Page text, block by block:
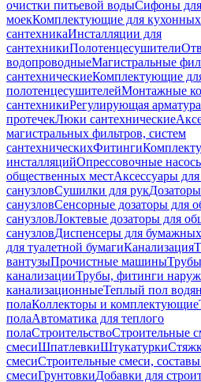
очистки питьевой водыСифоны
моекКомплектующие для
сантехникаИнсталляции для
сантехникиПолотенцесушители
водопроводныеМагистральные
сантехническиеКомплектующие
полотенцесушителейМонтажные
сантехникиРегулирующая арматура
протечекЛюки сантехнические
магистральных фильтров, систем
сантехническихФитинги
инсталляцийОпрессовочные
общественных местАксессуары
санузловСушилки для рук
санузловСенсорные дозаторы для
санузловЛоктевые дозаторы для
санузловДиспенсеры для
для туалетной бумагиКанализация
вантузыПрочистные машины
канализацииТрубы, фитинги
канализационныеТеплый пол
полаКоллекторы и комплектующие
полаАвтоматика для теплого
полаСтроительствоСтроительные
смесиШпатлевкиШтукатурки
смесиСтроительные смеси, составы
смесиГрунтовкиДобавки для